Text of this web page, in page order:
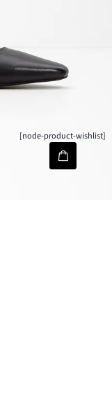
[node-product-wishlist]